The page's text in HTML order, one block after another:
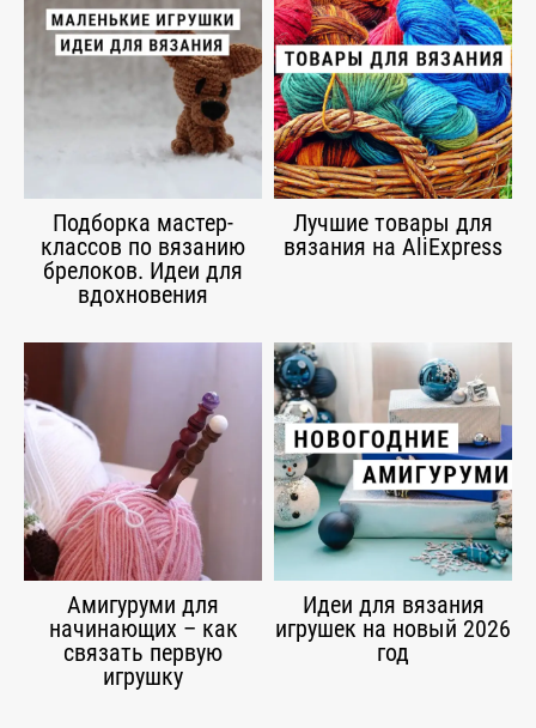
Подборка мастер-
классов по вязанию
брелоков. Идеи для
вдохновения
Лучшие товары для
вязания на AliExpress
Амигуруми для
начинающих – как
связать первую
игрушку
Идеи для вязания
игрушек на новый 2026
год